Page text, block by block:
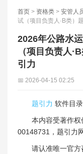
首页 > 资格类 > 安管人
试（项目负责人·B类）
2026年公路水
（项目负责人
引力
📅 2026-04-15 02:25
题引力 软件目
本内容受著作
00148731，题引力
请认准唯一官方